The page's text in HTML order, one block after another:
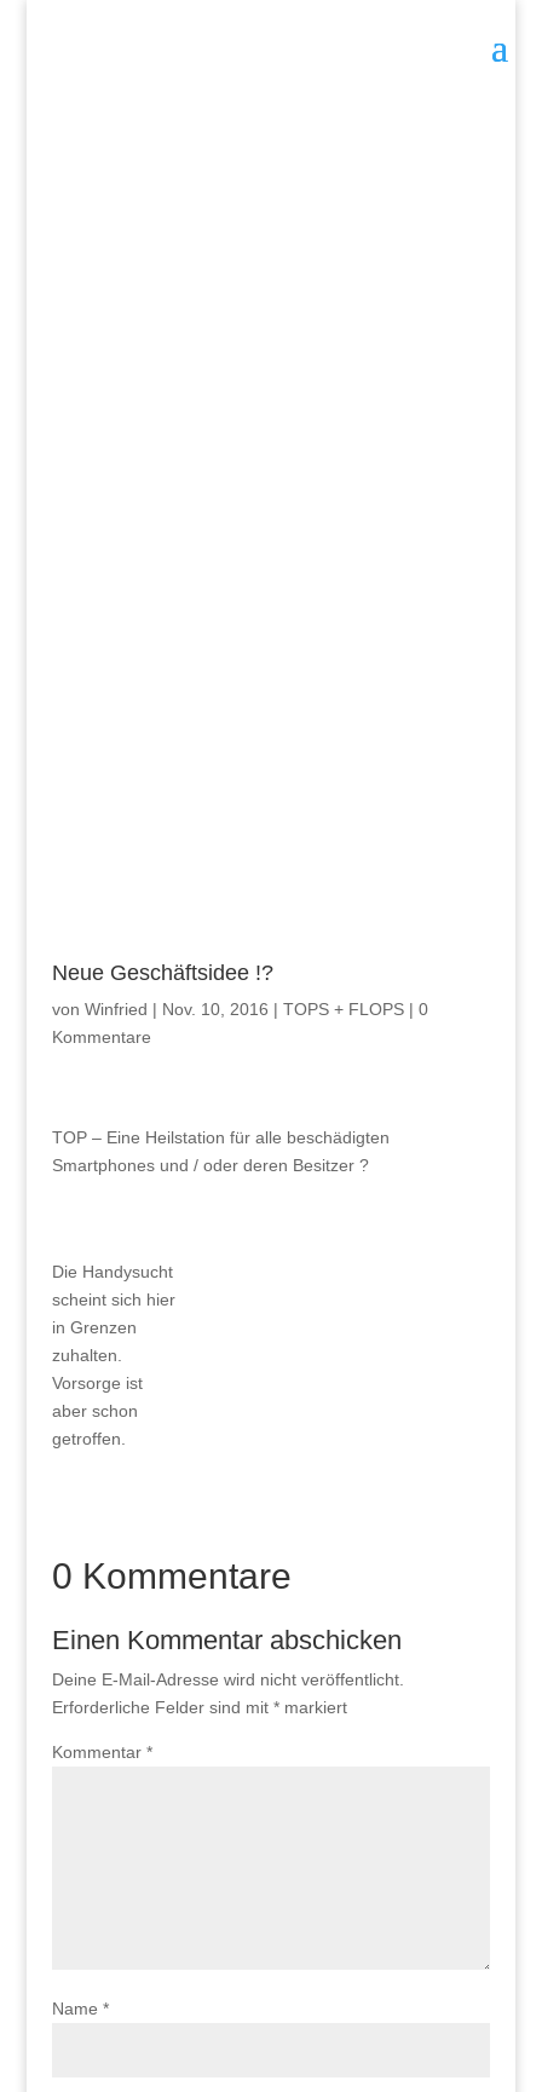
Neue Geschäftsidee !?
von Winfried | Nov. 10, 2016 | TOPS + FLOPS| 0
Kommentare
TOP – Eine Heilstation für alle beschädigten
Smartphones und / oder deren Besitzer ?
Die Handysucht
scheint sich hier
in Grenzen
zuhalten.
Vorsorge ist
aber schon
getroffen.
0 Kommentare
Einen Kommentar abschicken
Deine E-Mail-Adresse wird nicht veröffentlicht.
Erforderliche Felder sind mit *markiert
Kommentar *
Name *